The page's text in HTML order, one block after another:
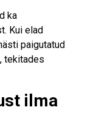
ka
Kui elad
paigutatud
tekitades
ilma